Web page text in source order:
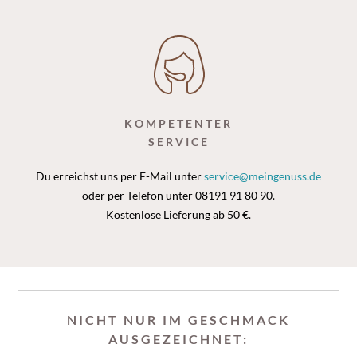
KOMPETENTER
SERVICE
Du erreichst uns per E-Mail unterservice@meingenuss.de
oder per Telefon unter 08191 91 80 90.
Kostenlose Lieferung ab 50 €.
NICHT NUR IM GESCHMACK
AUSGEZEICHNET: